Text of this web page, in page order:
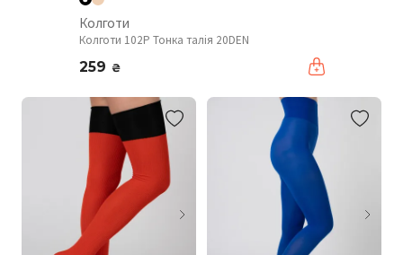
Колготи
Колготи 102P Тонка талія 20DEN
259 ₴